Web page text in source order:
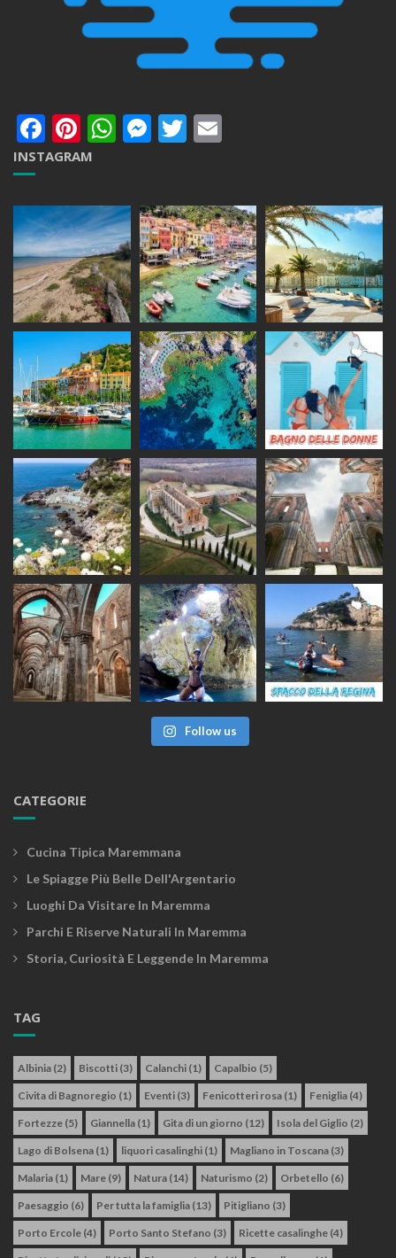
Facebook
Pinterest
WhatsApp
Messenger
Twitter
INSTAGRAM
Follow us
CATEGORIE
Cucina Tipica Maremmana
Le Spiagge Più Belle Dell'Argentario
Luoghi Da Visitare In Maremma
Parchi E Riserve Naturali In Maremma
Storia, Curiosità E Leggende In Maremma
TAG
Albinia (2) Biscotti (3) Calanchi (1) Capalbio (5)
Civita di Bagnoregio (1) Eventi (3) Fenicotteri rosa (1) Feniglia (4)
Fortezze (5) Giannella (1) Gita di un giorno (12) Isola del Giglio (2)
Lago di Bolsena (1) liquori casalinghi (1) Magliano in Toscana (3)
Malaria (1) Mare (9) Natura (14) Naturismo (2) Orbetello (6)
Paesaggio (6) Per tutta la famiglia (13) Pitigliano (3)
Porto Ercole (4) Porto Santo Stefano (3) Ricette casalinghe (4)